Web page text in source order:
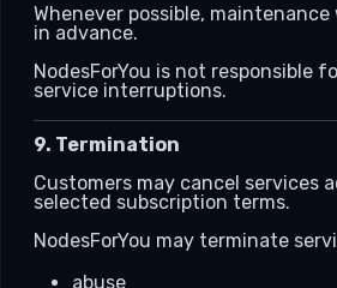
Whenever possible,
in advance.
NodesForYou is not responsible
service interruptions.
9. Termination
Customers may cancel services
selected subscription terms.
NodesForYou may terminate
abuse